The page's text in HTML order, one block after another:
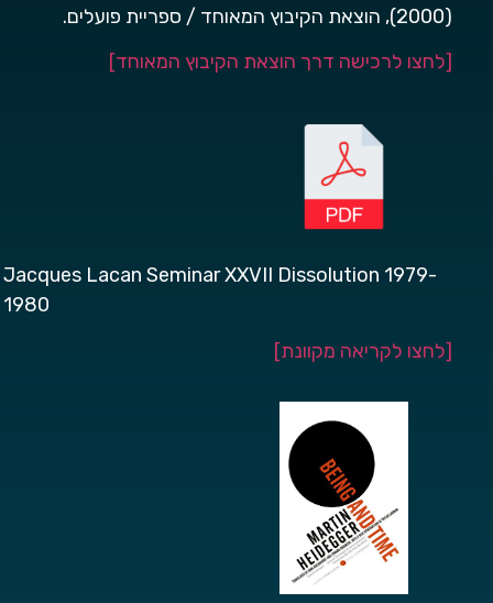
[לחצו לרכישה דרך הוצאת הקיבוץ המאוחד]
Jacques Lacan Seminar XXVII Dissolution 1979-
1980
[לחצו לקריאה מקוונת]